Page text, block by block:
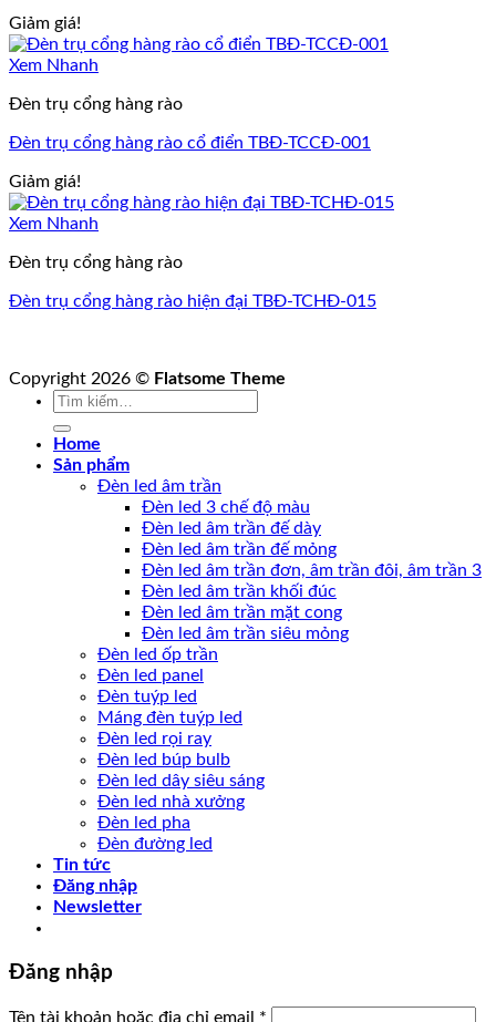
Giảm giá!
Xem Nhanh
Đèn trụ cổng hàng rào
Đèn trụ cổng hàng rào cổ điển TBĐ-TCCĐ-001
Giảm giá!
Xem Nhanh
Đèn trụ cổng hàng rào
Đèn trụ cổng hàng rào hiện đại TBĐ-TCHĐ-015
Copyright 2026 © Flatsome Theme
Tìm
Home
Sản phẩm
Đèn led âm trần
Đèn led 3 chế độ màu
Đèn led âm trần đế dày
Đèn led âm trần đế mỏng
Đèn led âm trần đơn, âm trần đôi, âm trần 3
Đèn led âm trần khối đúc
Đèn led âm trần mặt cong
Đèn led âm trần siêu mỏng
Đèn led ốp trần
Đèn led panel
Đèn tuýp led
Máng đèn tuýp led
Đèn led rọi ray
Đèn led búp bulb
Đèn led dây siêu sáng
Đèn led nhà xưởng
Đèn led pha
Đèn đường led
Tin tức
Đăng nhập
Newsletter
Đăng nhập
Tên tài khoản hoặc địa chỉ email *